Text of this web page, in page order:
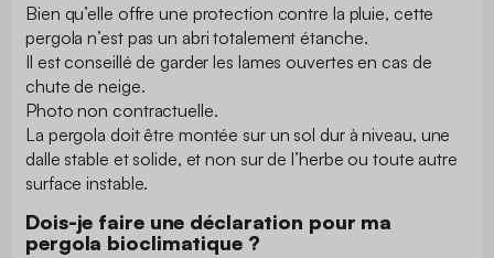
Bien qu’elle offre une protection contre la pluie, cette
pergola n’est pas un abri totalement étanche.
Il est conseillé de garder les lames ouvertes en cas de
chute de neige.
Photo non contractuelle.
La pergola doit être montée sur un sol dur à niveau, une
dalle stable et solide, et non sur de l’herbe ou toute autre
surface instable.
Dois-je faire une déclaration pour ma
pergola bioclimatique ?